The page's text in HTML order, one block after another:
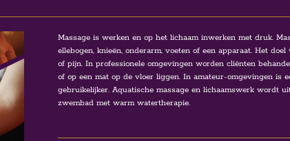
Massage is werken en op het lichaam inwerken met druk.
ellebogen, knieën, onderarm, voeten of een apparaat. Het
of pijn. In professionele omgevingen worden cliënten
of op een mat op de vloer liggen. In amateur-omgevingen is
gebruikelijker. Aquatische massage en lichaamswerk wordt
zwembad met warm watertherapie.